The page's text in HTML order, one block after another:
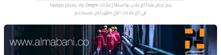
يتم عرض هذا الإعلان بواسطة إعلانات Google، ولا يتحكم موقعنا
في الإعلانات التي تظهر لكل مستخدم.
Advertisement Section